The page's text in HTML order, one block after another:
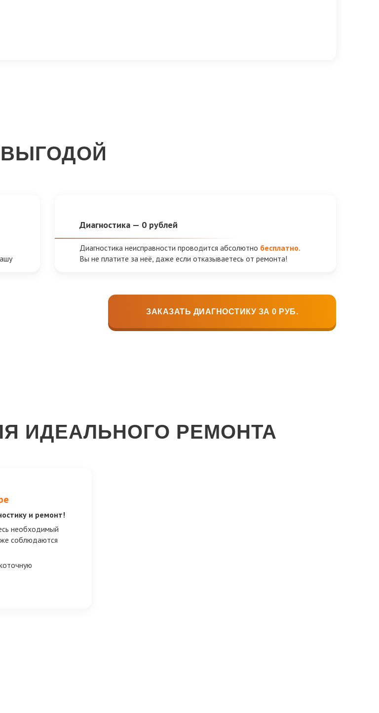
Диагностика — 0 рублей
Диагностика неисправности проводится абсолютно бесплатно.
Вы не платите за неё, даже если отказываетесь от ремонта!
ЗАКАЗАТЬ ДИАГНОСТИКУ ЗА 0 РУБ.
ИДЕАЛЬНОГО РЕМОНТА
и ремонт!
необходимый
соблюдаются